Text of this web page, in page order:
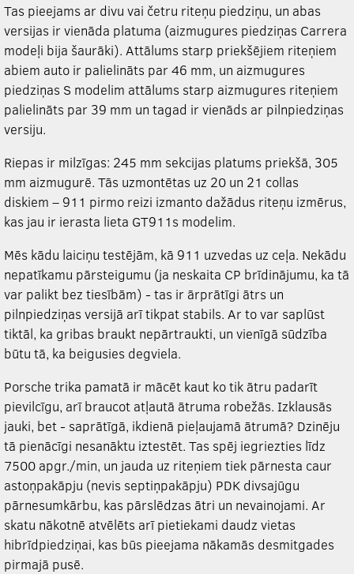
Tas pieejams ar divu vai četru riteņu piedziņu, un abas
versijas ir vienāda platuma (aizmugures piedziņas Carrera
modeļi bija šaurāki). Attālums starp priekšējiem riteņiem
abiem auto ir palielināts par 46 mm, un aizmugures
piedziņas S modelim attālums starp aizmugures riteņiem
palielināts par 39 mm un tagad ir vienāds ar pilnpiedziņas
versiju.
Riepas ir milzīgas: 245 mm sekcijas platums priekšā, 305
mm aizmugurē. Tās uzmontētas uz 20 un 21 collas
diskiem – 911 pirmo reizi izmanto dažādus riteņu izmērus,
kas jau ir ierasta lieta GT911s modelim.
Mēs kādu laiciņu testējām, kā 911 uzvedas uz ceļa. Nekādu
nepatīkamu pārsteigumu (ja neskaita CP brīdinājumu, ka tā
var palikt bez tiesībām) - tas ir ārprātīgi ātrs un
pilnpiedziņas versijā arī tikpat stabils. Ar to var saplūst
tiktāl, ka gribas braukt nepārtraukti, un vienīgā sūdzība
būtu tā, ka beigusies degviela.
Porsche trika pamatā ir mācēt kaut ko tik ātru padarīt
pievilcīgu, arī braucot atļautā ātruma robežās. Izklausās
jauki, bet - saprātīgā, ikdienā pieļaujamā ātrumā? Dzinēju
tā pienācīgi nesanāktu iztestēt. Tas spēj iegriezties līdz
7500 apgr./min, un jauda uz riteņiem tiek pārnesta caur
astoņpakāpju (nevis septiņpakāpju) PDK divsajūgu
pārnesumkārbu, kas pārslēdzas ātri un nevainojami. Ar
skatu nākotnē atvēlēts arī pietiekami daudz vietas
hibrīdpiedziņai, kas būs pieejama nākamās desmitgades
pirmajā pusē.